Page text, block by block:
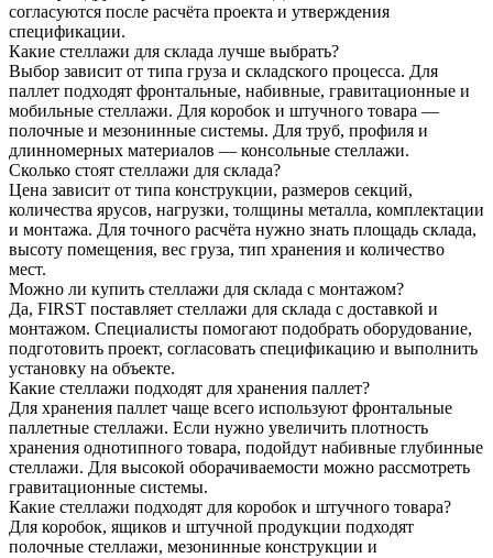
согласуются после расчёта проекта и утверждения
спецификации.
Какие стеллажи для склада лучше выбрать?
Выбор зависит от типа груза и складского процесса. Для
паллет подходят фронтальные, набивные, гравитационные и
мобильные стеллажи. Для коробок и штучного товара —
полочные и мезонинные системы. Для труб, профиля и
длинномерных материалов — консольные стеллажи.
Сколько стоят стеллажи для склада?
Цена зависит от типа конструкции, размеров секций,
количества ярусов, нагрузки, толщины металла, комплектации
и монтажа. Для точного расчёта нужно знать площадь склада,
высоту помещения, вес груза, тип хранения и количество
мест.
Можно ли купить стеллажи для склада с монтажом?
Да, FIRST поставляет стеллажи для склада с доставкой и
монтажом. Специалисты помогают подобрать оборудование,
подготовить проект, согласовать спецификацию и выполнить
установку на объекте.
Какие стеллажи подходят для хранения паллет?
Для хранения паллет чаще всего используют фронтальные
паллетные стеллажи. Если нужно увеличить плотность
хранения однотипного товара, подойдут набивные глубинные
стеллажи. Для высокой оборачиваемости можно рассмотреть
гравитационные системы.
Какие стеллажи подходят для коробок и штучного товара?
Для коробок, ящиков и штучной продукции подходят
полочные стеллажи, мезонинные конструкции и